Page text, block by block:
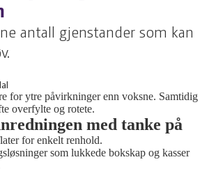
antall gjenstander som kan
for ytre påvirkninger enn voksne. Samtidig
overfylte og rotete.
med tanke på
for enkelt renhold.
som lukkede bokskap og kasser